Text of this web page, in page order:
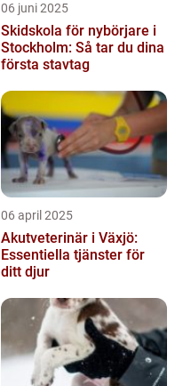
06 juni 2025
Skidskola för nybörjare i
Stockholm: Så tar du dina
första stavtag
06 april 2025
Akutveterinär i Växjö:
Essentiella tjänster för
ditt djur